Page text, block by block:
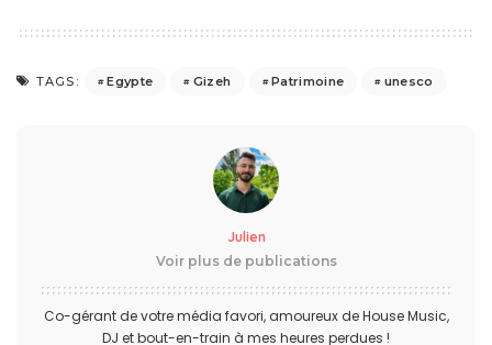
TAGS: Egypte Gizeh Patrimoine unesco
Julien
Voir plus de publications
Co-gérant de votre média favori, amoureux de House Music,
DJ et bout-en-train à mes heures perdues !